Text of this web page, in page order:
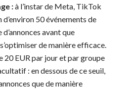
:à l’instar de Meta, TikTok
50 événements de
avant que
de manière efficace.
20 EUR par jour et par groupe
: en dessous de ce seuil,
que de manière